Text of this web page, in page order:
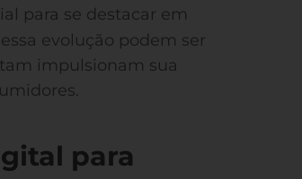
para se destacar em
evolução podem ser
impulsionam sua
para